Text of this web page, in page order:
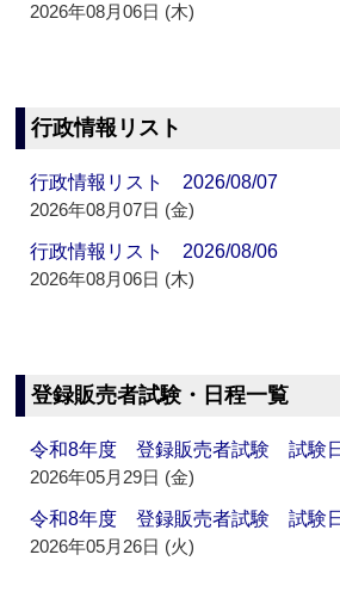
2026年08月06日 (木)
行政情報リスト
行政情報リスト 2026/08/07
2026年08月07日 (金)
行政情報リスト 2026/08/06
2026年08月06日 (木)
登録販売者試験・日程一覧
令和8年度 登録販売者試験 試験
2026年05月29日 (金)
令和8年度 登録販売者試験 試験
2026年05月26日 (火)